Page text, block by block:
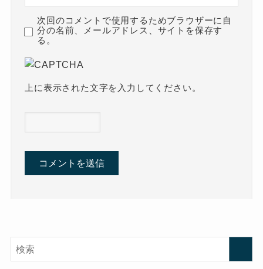
次回のコメントで使用するためブラウザーに自
分の名前、メールアドレス、サイトを保存す
る。
上に表示された文字を入力してください。